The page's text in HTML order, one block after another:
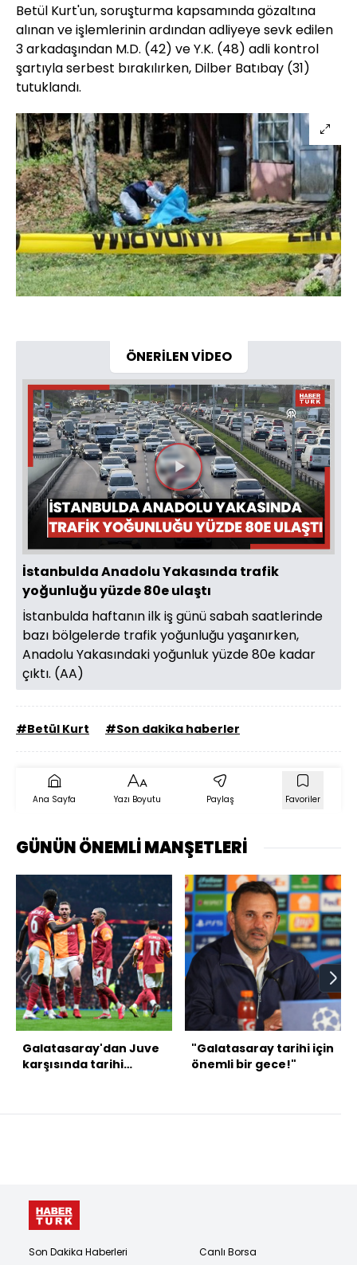
Betül Kurt'un, soruşturma kapsamında gözaltına
alınan ve işlemlerinin ardından adliyeye sevk edilen
3 arkadaşından M.D. (42) ve Y.K. (48) adli kontrol
şartıyla serbest bırakılırken, Dilber Batıbay (31)
tutuklandı.
ÖNERİLEN VİDEO
Videoyu
Oynat
İstanbulda Anadolu Yakasında trafik
yoğunluğu yüzde 80e ulaştı
İstanbulda haftanın ilk iş günü sabah saatlerinde
bazı bölgelerde trafik yoğunluğu yaşanırken,
Anadolu Yakasındaki yoğunluk yüzde 80e kadar
çıktı. (AA)
#Betül Kurt #Son dakika haberler
Ana Sayfa Yazı Boyutu Paylaş Favoriler
GÜNÜN ÖNEMLİ MANŞETLERİ
Galatasaray'dan Juve
karşısında tarihi
"Galatasaray tarihi için
önemli bir gece!"
Son Dakika Haberleri
Canlı Borsa